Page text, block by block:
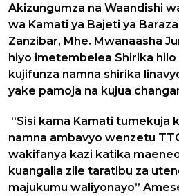
Akizungumza na Waandishi
wa Kamati ya Bajeti ya
Zanzibar, Mhe. Mwanaasha
hiyo imetembelea Shirika
kujifunza namna shirika
yake pamoja na kujua
“Sisi kama Kamati tumekuja
namna ambavyo wenzetu
wakifanya kazi katika
kuangalia zile taratibu za
majukumu waliyonayo”